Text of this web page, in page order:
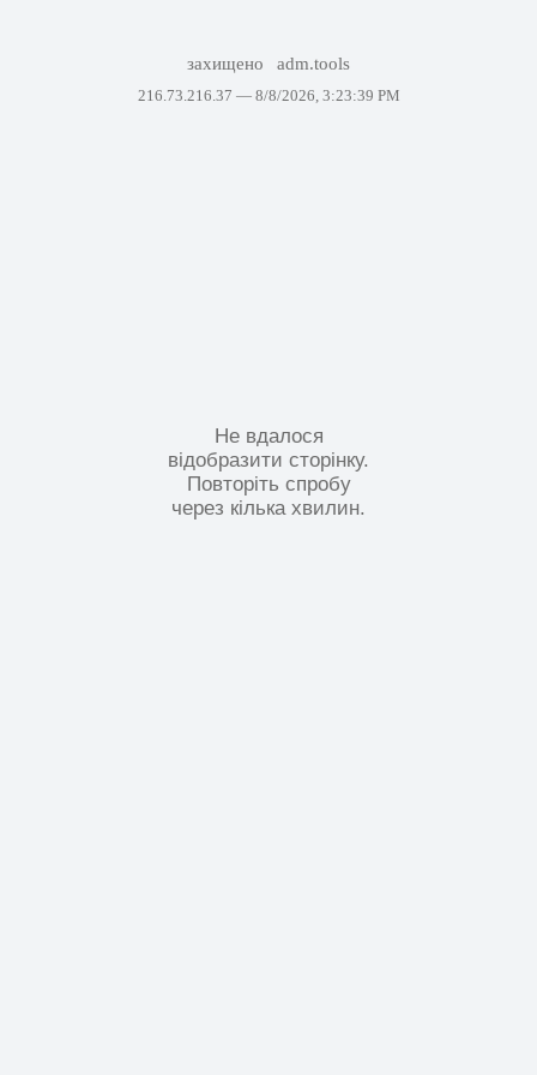
захищено adm.tools
216.73.216.37 — 8/8/2026, 3:23:39 PM
Не вдалося
відобразити сторінку.
Повторіть спробу
через кілька хвилин.